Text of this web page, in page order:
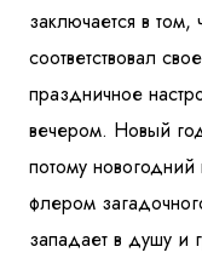
заключается в том,
соответствовал
праздничное
вечером. Новый
потому
флером
западает в душу и